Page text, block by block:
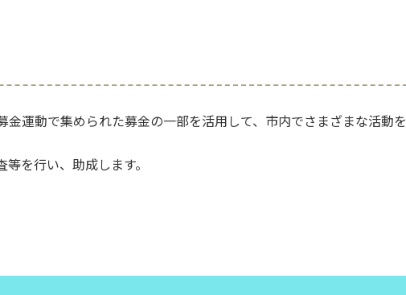
運動で集められた募金の一部を活用して、市内でさまざまな活動を
を行い、助成します。